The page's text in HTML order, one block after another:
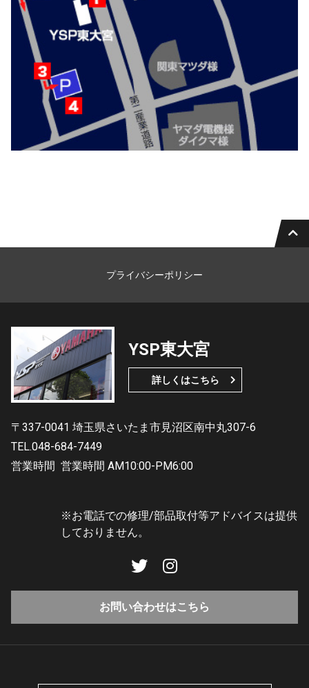
プライバシーポリシー
YSP東大宮
詳しくはこちら
〒337-0041 埼玉県さいたま市見沼区南中丸307-6
TEL.048-684-7449
営業時間 営業時間 AM10:00-PM6:00
※お電話での修理/部品取付等アドバイスは提供
しておりません。
お問い合わせはこちら